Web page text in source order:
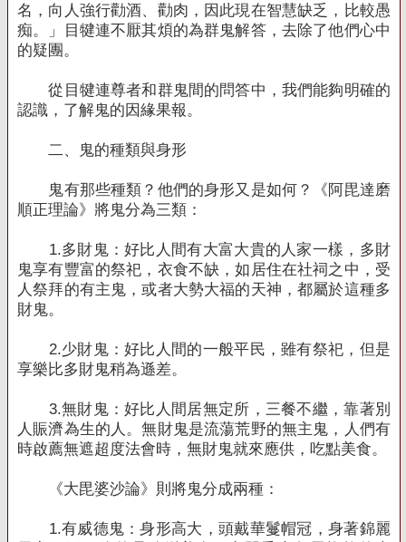
名，向人強行勸酒、勸肉，因此現在智慧缺乏，比較愚
痴。」目犍連不厭其煩的為群鬼解答，去除了他們心中
的疑團。
從目犍連尊者和群鬼間的問答中，我們能夠明確的
認識，了解鬼的因緣果報。
二、鬼的種類與身形
鬼有那些種類？他們的身形又是如何？《阿毘達磨
順正理論》將鬼分為三類：
1.多財鬼：好比人間有大富大貴的人家一樣，多財
鬼享有豐富的祭祀，衣食不缺，如居住在社祠之中，受
人祭拜的有主鬼，或者大勢大福的天神，都屬於這種多
財鬼。
2.少財鬼：好比人間的一般平民，雖有祭祀，但是
享樂比多財鬼稍為遜差。
3.無財鬼：好比人間居無定所，三餐不繼，靠著別
人賑濟為生的人。無財鬼是流蕩荒野的無主鬼，人們有
時啟薦無遮超度法會時，無財鬼就來應供，吃點美食。
《大毘婆沙論》則將鬼分成兩種：
1.有威德鬼：身形高大，頭戴華鬘帽冠，身著錦麗